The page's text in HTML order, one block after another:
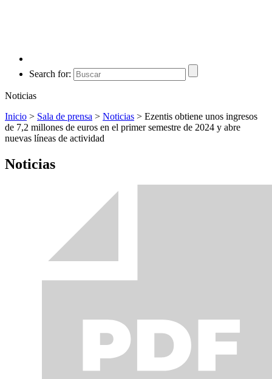
Search for:
Noticias
Inicio > Sala de prensa > Noticias > Ezentis obtiene unos ingresos
de 7,2 millones de euros en el primer semestre de 2024 y abre
nuevas líneas de actividad
Noticias